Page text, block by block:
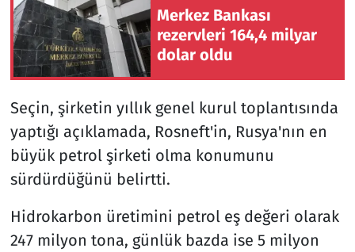
Merkez Bankası
rezervleri 164,4 milyar
dolar oldu
Seçin, şirketin yıllık genel kurul toplantısında
yaptığı açıklamada, Rosneft'in, Rusya'nın en
büyük petrol şirketi olma konumunu
sürdürdüğünü belirtti.
Hidrokarbon üretimini petrol eş değeri olarak
247 milyon tona, günlük bazda ise 5 milyon
Spor
Teknoloji ve Bilim